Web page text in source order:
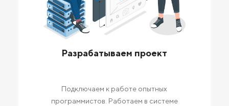
Разрабатываем проект
Подключаем к работе опытных
программистов. Работаем в системе